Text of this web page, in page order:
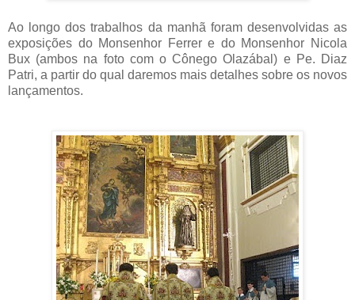
Ao longo dos trabalhos da manhã foram desenvolvidas as
exposições do Monsenhor Ferrer e do Monsenhor Nicola
Bux (ambos na foto com o Cônego Olazábal) e Pe. Diaz
Patri, a partir do qual daremos mais detalhes sobre os novos
lançamentos.